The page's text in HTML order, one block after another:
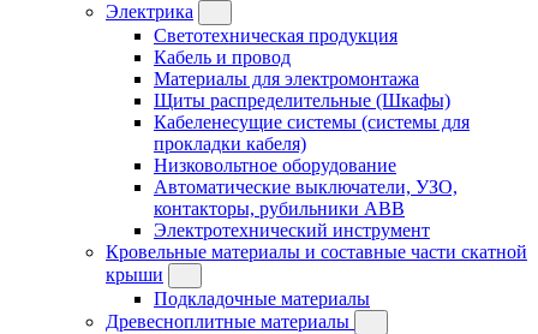
Электрика
Светотехническая продукция
Кабель и провод
Материалы для электромонтажа
Щиты распределительные (Шкафы)
Кабеленесущие системы (системы для
прокладки кабеля)
Низковольтное оборудование
Автоматические выключатели, УЗО,
контакторы, рубильники ABB
Электротехнический инструмент
Кровельные материалы и составные части скатной
крыши
Подкладочные материалы
Древесноплитные материалы